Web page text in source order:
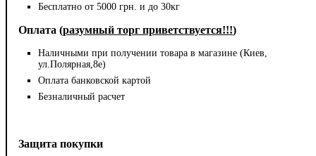
Бесплатно от 5000 грн. и до 30кг
Оплата (разумный торг приветствуется!!!)
Наличными при получении товара в магазине (Киев,
ул.Полярная,8е)
Оплата банковской картой
Безналичный расчет
Защита покупки